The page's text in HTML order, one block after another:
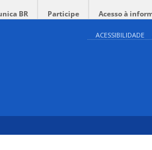
BR Participe Acesso à
ACESSIBILIDADE